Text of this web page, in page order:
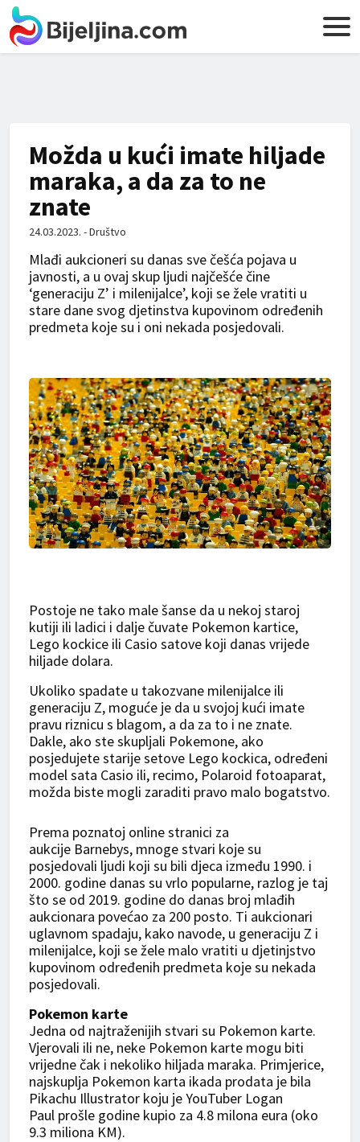
Možda u kući imate hiljade
maraka, a da za to ne
znate
24.03.2023. - Društvo
Mlađi aukcioneri su danas sve češća pojava u
javnosti, a u ovaj skup ljudi najčešće čine
‘generaciju Z’ i milenijalce’, koji se žele vratiti u
stare dane svog djetinstva kupovinom određenih
predmeta koje su i oni nekada posjedovali.
Postoje ne tako male šanse da u nekoj staroj
kutiji ili ladici i dalje čuvate Pokemon kartice,
Lego kockice ili Casio satove koji danas vrijede
hiljade dolara.
Ukoliko spadate u takozvane milenijalce ili
generaciju Z, moguće je da u svojoj kući imate
pravu riznicu s blagom, a da za to i ne znate.
Dakle, ako ste skupljali Pokemone, ako
posjedujete starije setove Lego kockica, određeni
model sata Casio ili, recimo, Polaroid fotoaparat,
možda biste mogli zaraditi pravo malo bogatstvo.
Prema poznatoj online stranici za
aukcije Barnebys, mnoge stvari koje su
posjedovali ljudi koji su bili djeca između 1990. i
2000. godine danas su vrlo popularne, razlog je taj
što se od 2019. godine do danas broj mlađih
aukcionara povećao za 200 posto. Ti aukcionari
uglavnom spadaju, kako navode, u generaciju Z i
milenijalce, koji se žele malo vratiti u djetinjstvo
kupovinom određenih predmeta koje su nekada
posjedovali.
Pokemon karte
Jedna od najtraženijih stvari su Pokemon karte.
Vjerovali ili ne, neke Pokemon karte mogu biti
vrijedne čak i nekoliko hiljada maraka. Primjerice,
najskuplja Pokemon karta ikada prodata je bila
Pikachu Illustrator koju je YouTuber Logan
Paul prošle godine kupio za 4.8 milona eura (oko
9.3 miliona KM).